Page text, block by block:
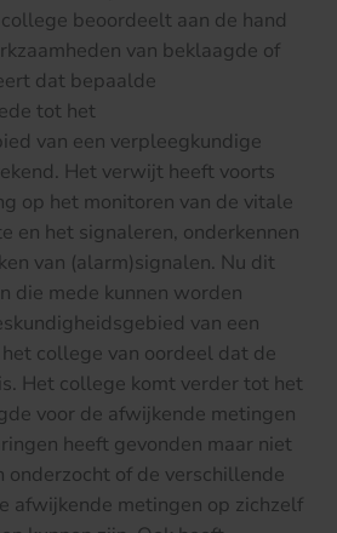
beoordeelt aan de hand
van beklaagde of
dat bepaalde
tot het
van een verpleegkundige
Het verwijt heeft voorts
op het monitoren van de vitale
en het signaleren, onderkennen
van (alarm)signalen. Nu dit
die mede kunnen worden
van een
college van oordeel dat de
Het college komt verder tot het
voor de afwijkende metingen
heeft gevonden maar niet
onderzocht of de verschillende
afwijkende metingen op zichzelf